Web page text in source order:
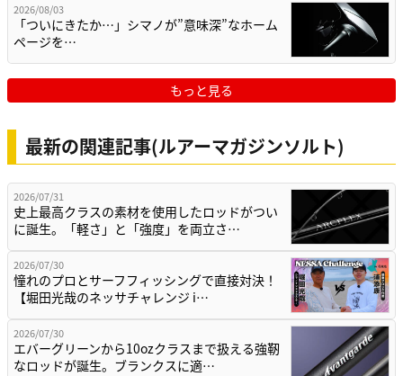
2026/08/03
「ついにきたか…」シマノが”意味深”なホーム
ページを…
もっと見る
最新の関連記事(ルアーマガジンソルト)
2026/07/31
史上最高クラスの素材を使用したロッドがつい
に誕生。「軽さ」と「強度」を両立さ…
2026/07/30
憧れのプロとサーフフィッシングで直接対決！
【堀田光哉のネッサチャレンジ i…
2026/07/30
エバーグリーンから10ozクラスまで扱える強靭
なロッドが誕生。ブランクスに適…